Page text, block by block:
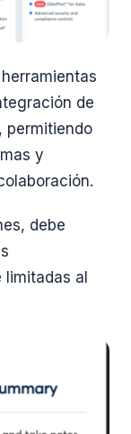
de
permitiendo
y
debe
al